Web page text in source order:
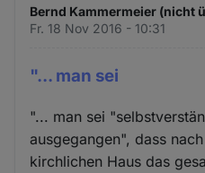
Bernd Kammermeier (nicht
Fr. 18 Nov 2016 - 10:31
"... man sei
"... man sei
ausgegangen", dass
kirchlichen Haus das